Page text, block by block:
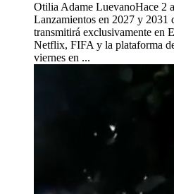
Otilia Adame LuevanoHace 2
Lanzamientos en 2027 y 2031
transmitirá exclusivamente en
Netflix, FIFA y la plataforma
viernes en ...